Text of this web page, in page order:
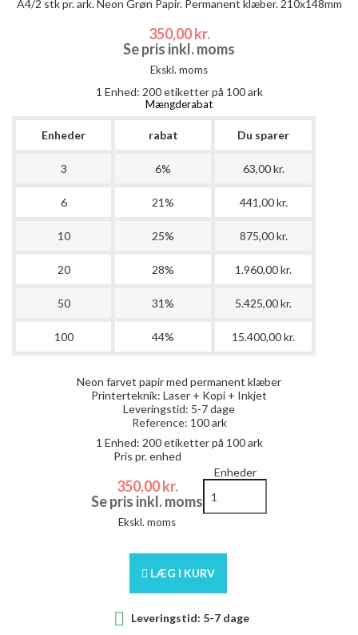
A4/2 stk pr. ark. Neon Grøn Papir. Permanent klæber. 210x148mm
350,00 kr.
Se pris inkl. moms
Ekskl. moms
1 Enhed: 200etiketter på 100 ark
Mængderabat
Enheder rabat Du sparer
3 6% 63,00 kr.
6 21% 441,00 kr.
10 25% 875,00 kr.
20 28% 1.960,00 kr.
50 31% 5.425,00 kr.
100 44% 15.400,00 kr.
Neon farvet papir med permanent klæber
Printerteknik: Laser + Kopi + Inkjet
Leveringstid: 5-7 dage
Reference: 100 ark
1 Enhed: 200etiketter på 100 ark
Pris pr. enhed
350,00 kr.
Se pris inkl. moms
Ekskl. moms
Enheder
LÆG I KURV
 Leveringstid: 5-7 dage